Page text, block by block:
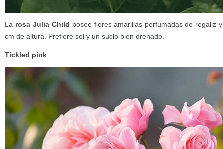
La rosa Julia Child posee flores amarillas perfumadas de regaliz
cm de altura. Prefiere sol y un suelo bien drenado.
Tickled pink